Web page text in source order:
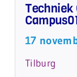
Techniek
17
Tilburg